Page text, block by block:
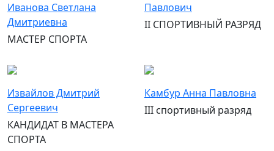
Иванова Светлана
Дмитриевна
МАСТЕР СПОРТА
Павлович
II СПОРТИВНЫЙ РАЗРЯД
Извайлов Дмитрий
Сергеевич
КАНДИДАТ В МАСТЕРА
СПОРТА
Камбур Анна Павловна
III спортивный разряд